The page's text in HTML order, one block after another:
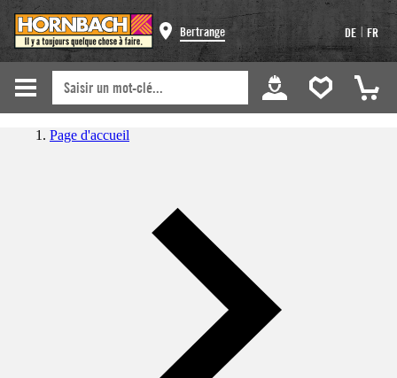
Bertrange DE | FR
Page d'accueil